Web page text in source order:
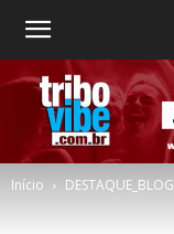
Início DESTAQUE_BLOG